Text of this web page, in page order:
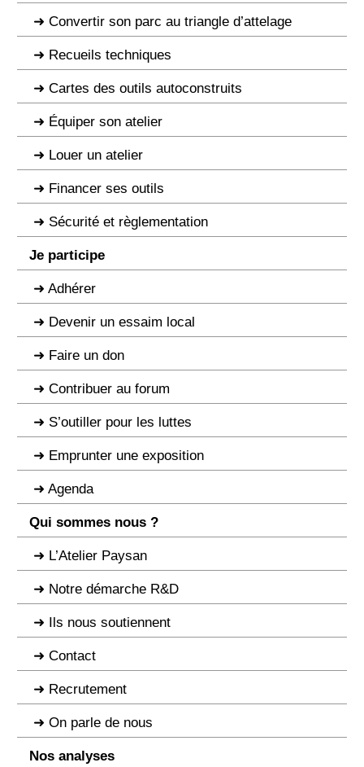
Convertir son parc au triangle d’attelage
Recueils techniques
Cartes des outils autoconstruits
Équiper son atelier
Louer un atelier
Financer ses outils
Sécurité et règlementation
Je participe
Adhérer
Devenir un essaim local
Faire un don
Contribuer au forum
S’outiller pour les luttes
Emprunter une exposition
Agenda
Qui sommes nous ?
L’Atelier Paysan
Notre démarche R&D
Ils nous soutiennent
Contact
Recrutement
On parle de nous
Nos analyses